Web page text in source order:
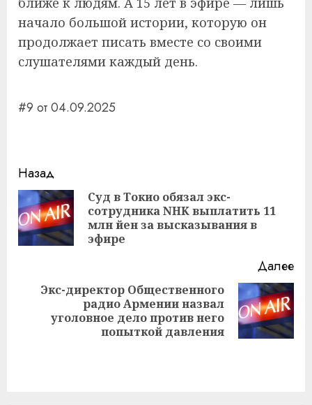
начало большой истории, которую он
продолжает писать вместе со своими
слушателями каждый день.
#9 от 04.09.2025
Навигация
записи
Назад
Суд в Токио обязал экс-
сотрудника NHK выплатить 11
млн йен за высказывания в
эфире
Далее
Следующая
запись:
Экс-директор Общественного
радио Армении назвал
уголовное дело против него
попыткой давления